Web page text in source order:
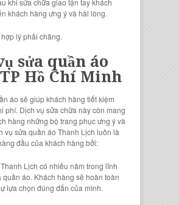
khi sửa chữa giao tận tay khách
khách hàng ưng ý và hài lòng.
lý phải chăng.
sửa quần áo
TP Hồ Chí Minh
áo sẽ giúp khách hàng tiết kiệm
phí. Dịch vụ sửa chữa này còn mang
hàng những bộ trang phục ưng ý và
vụ sửa quần áo Thanh Lịch luôn là
đầu của khách hàng bởi:
Lịch có nhiều năm trong lĩnh
quần áo. Khách hàng sẽ hoàn toàn
lựa chọn đúng đắn của mình.